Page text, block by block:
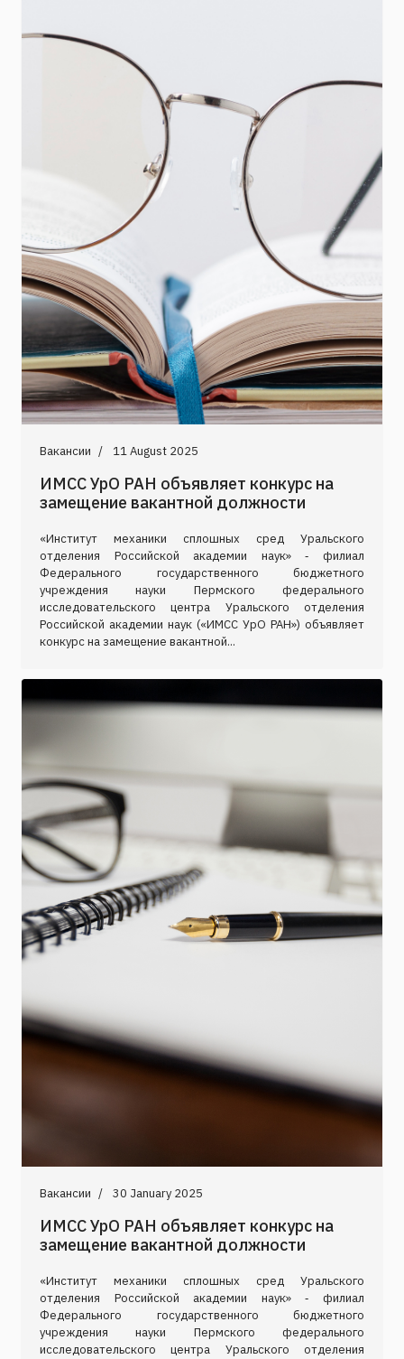
Вакансии 11 August 2025
ИМСС УрО РАН объявляет конкурс на
замещение вакантной должности
«Институт механики сплошных сред Уральского
отделения Российской академии наук» ‑ филиал
Федерального государственного бюджетного
учреждения науки Пермского федерального
исследовательского центра Уральского отделения
Российской академии наук («ИМСС УрО РАН») объявляет
конкурс на замещение вакантной...
Вакансии 30 January 2025
ИМСС УрО РАН объявляет конкурс на
замещение вакантной должности
«Институт механики сплошных сред Уральского
отделения Российской академии наук» ‑ филиал
Федерального государственного бюджетного
учреждения науки Пермского федерального
исследовательского центра Уральского отделения